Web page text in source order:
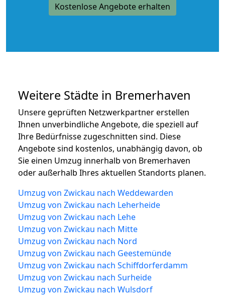
Kostenlose Angebote erhalten
Weitere Städte in Bremerhaven
Unsere geprüften Netzwerkpartner erstellen
Ihnen unverbindliche Angebote, die speziell auf
Ihre Bedürfnisse zugeschnitten sind. Diese
Angebote sind kostenlos, unabhängig davon, ob
Sie einen Umzug innerhalb von Bremerhaven
oder außerhalb Ihres aktuellen Standorts planen.
Umzug von Zwickau nach Weddewarden
Umzug von Zwickau nach Leherheide
Umzug von Zwickau nach Lehe
Umzug von Zwickau nach Mitte
Umzug von Zwickau nach Nord
Umzug von Zwickau nach Geestemünde
Umzug von Zwickau nach Schiffdorferdamm
Umzug von Zwickau nach Surheide
Umzug von Zwickau nach Wulsdorf